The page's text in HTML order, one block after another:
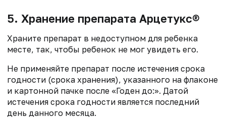
5. Хранение препарата Арцетукс®
Храните препарат в недоступном для ребенка
месте, так, чтобы ребенок не мог увидеть его.
Не применяйте препарат после истечения срока
годности (срока хранения), указанного на флаконе
и картонной пачке после «Годен до:». Датой
истечения срока годности является последний
день данного месяца.